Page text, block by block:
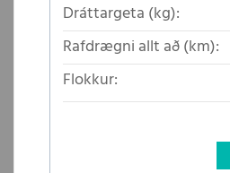
Dráttargeta (kg):
Rafdrægni allt að (km):
Flokkur: